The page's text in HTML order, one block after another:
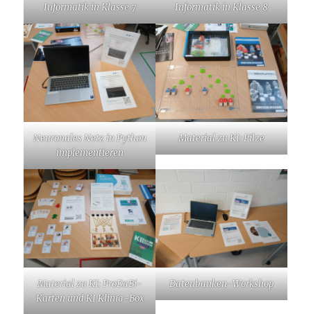
Informatik in Klasse 7
Informatik in Klasse 8
Neuronales Netz in Python
implementieren
Material zu KI: Pilze
Material zu KI: ProDaBi-
Karten und KI Klima-Box
Datenbanken-Workshop